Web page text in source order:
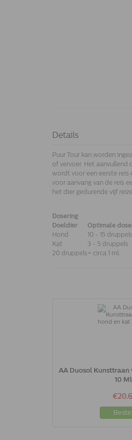
Details
Puur Tour kan worden
of vervoer. Het
wordt voor een eerste reis
voor aanvang van de reis
het dier gedurende vijf
Dosering
Doeldier
Optimale
Hond
10 - 15 druppels
Kat
3 - 5 druppels
20 druppels = circa 1 ml.
AA Duosol Kunsttraan
10 Ml